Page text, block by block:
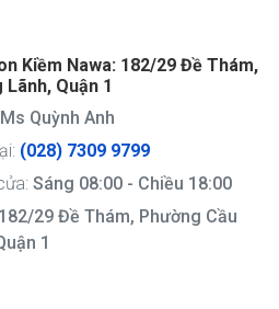
Kiềm Nawa: 182/29 Đề Thám,
Lãnh, Quận 1
Ms Quỳnh Anh
(028) 7309 9799
Sáng 08:00 - Chiều 18:00
182/29 Đề Thám, Phường Cầu
1